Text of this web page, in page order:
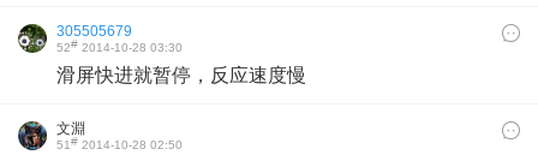
305505679
52# 2014-10-28 03:30
滑屏快进就暂停，反应速度慢
文淵
51# 2014-10-28 02:50